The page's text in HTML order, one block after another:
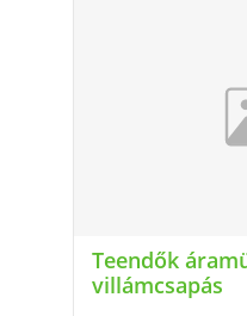
Teendők
villámcsapás